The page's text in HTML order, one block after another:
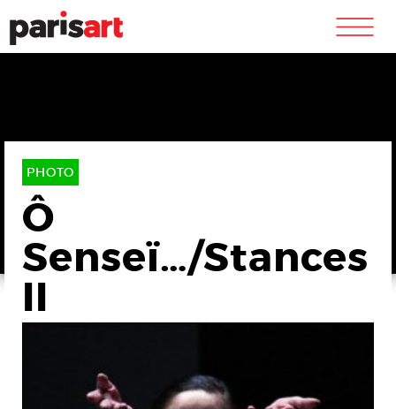
m
PHOTO
Ô
Senseï…/Stances
II